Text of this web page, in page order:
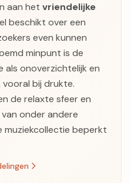
aan het vriendelijke
beschikt over een
even kunnen
minpunt is de
als onoverzichtelijk en
bij drukte.
de relaxte sfeer en
onder andere
muziekcollectie beperkt